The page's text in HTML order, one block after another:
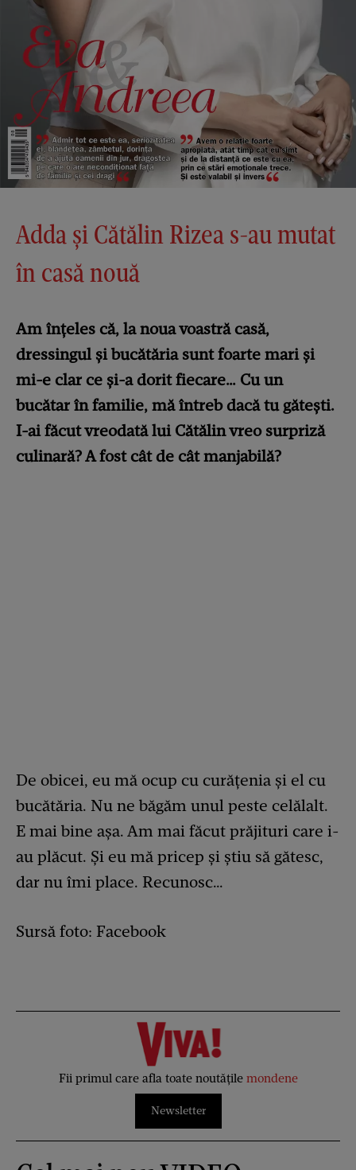
Adda și Cătălin Rizea s-au mutat
în casă nouă
Am înțeles că, la noua voastră casă,
dressingul și bucătăria sunt foarte mari și
mi-e clar ce și-a dorit fiecare… Cu un
bucătar în familie, mă întreb dacă tu gătești.
I-ai făcut vreodată lui Cătălin vreo surpriză
culinară? A fost cât de cât manjabilă?
De obicei, eu mă ocup cu curățenia și el cu
bucătăria. Nu ne băgăm unul peste celălalt.
E mai bine așa. Am mai făcut prăjituri care i-
au plăcut. Și eu mă pricep și știu să gătesc,
dar nu îmi place. Recunosc…
Sursă foto: Facebook
Fii primul care afla toate noutățile mondene
Newsletter